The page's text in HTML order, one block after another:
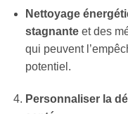
Nettoyage
stagnanteet des
qui peuvent
potentiel.
Personnaliser la